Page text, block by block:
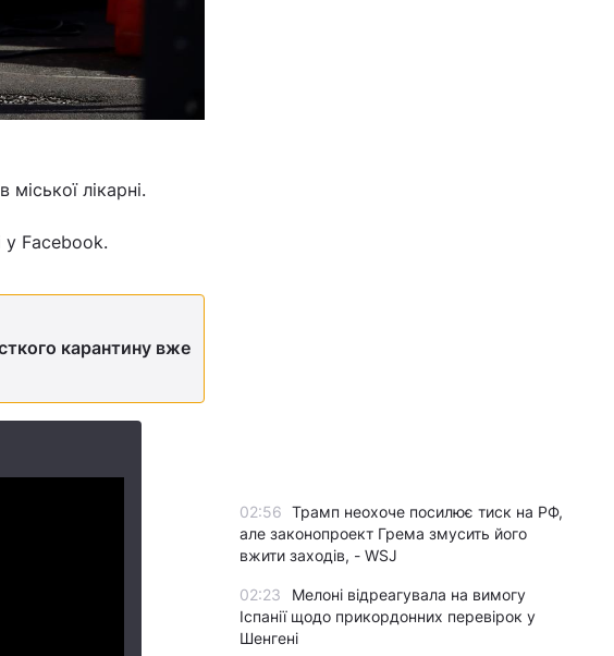
лікарні.
у Facebook.
карантину вже
02:56 Трамп неохоче посилює тиск на РФ,
але законопроект Грема змусить його
вжити заходів, - WSJ
02:23
Мелоні відреагувала на вимогу
Іспанії щодо прикордонних перевірок у
Шенгені